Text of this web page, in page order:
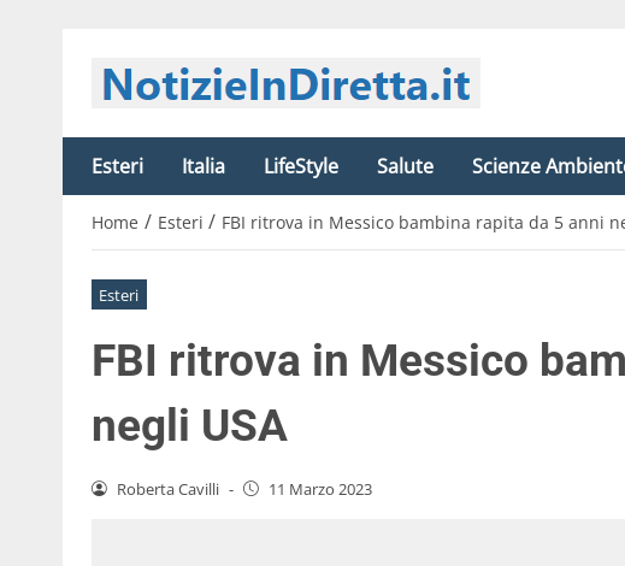
Esteri Italia LifeStyle Salute Scienze
Home / Esteri / FBI ritrova in Messico bambina rapita da 5 anni
Esteri
FBI ritrova in Messico
negli USA
Roberta Cavilli - 11 Marzo 2023